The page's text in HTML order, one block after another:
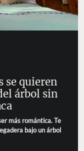
se quieren
árbol sin
más romántica. Te
bajo un árbol